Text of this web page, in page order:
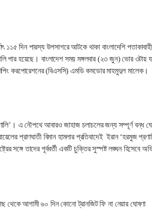
১১৫ দিন পারস্য উপসাগরে আটকে থাকা বাংলাদেশি পতাকাবাহী
পার হয়েছে। বাংলাদেশ সময় মঙ্গলবার (২৩ জুন) ভোর ৩টায়
করপোরেশনের (বিএসসি) এমডি কমডোর মাহমুদুল মালেক।
এ নৌপথে আবারও জাহাজ চলাচলের জন্য সম্পূর্ণ বন্ধ
প্রাণঘাতী বিমান হামলার প্রতিবাদেই ইরান ‘হরমুজ
সঙ্গে তাদের পূর্ববর্তী একটি চুক্তির সুস্পষ্ট লঙ্ঘন হিসেবে
থেকে আগামী ৬০ দিন কোনো ট্রানজিট ফি না নেয়ার ঘোষণা